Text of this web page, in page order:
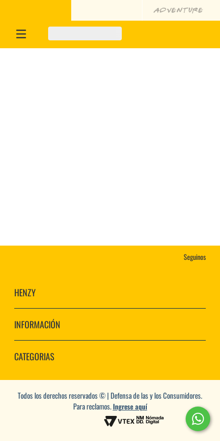
Seguinos
HENZY
INFORMACIÓN
CATEGORIAS
Todos los derechos reservados © | Defensa de las y los Consumidores.
Para reclamos.Ingrese aquí